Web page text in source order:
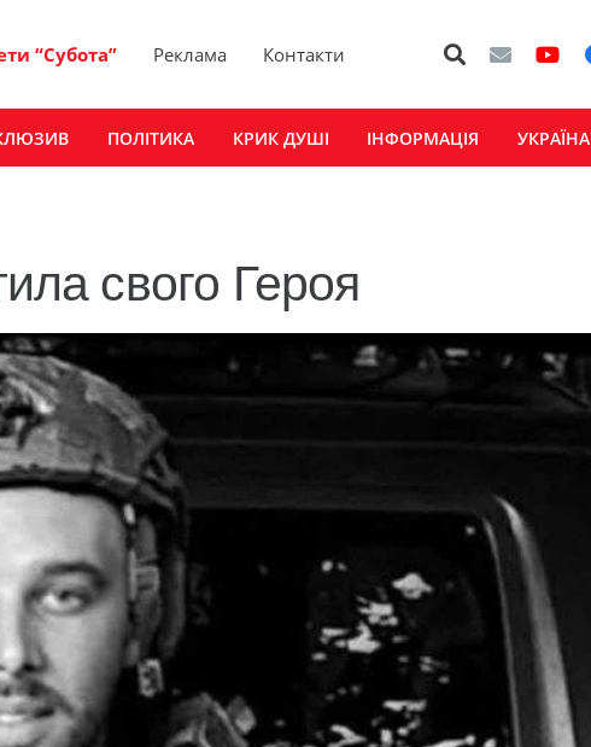
“Субота” Реклама Контакти
ПОЛІТИКА КРИК ДУШІ ІНФОРМАЦІЯ УКРАЇНА
свого Героя